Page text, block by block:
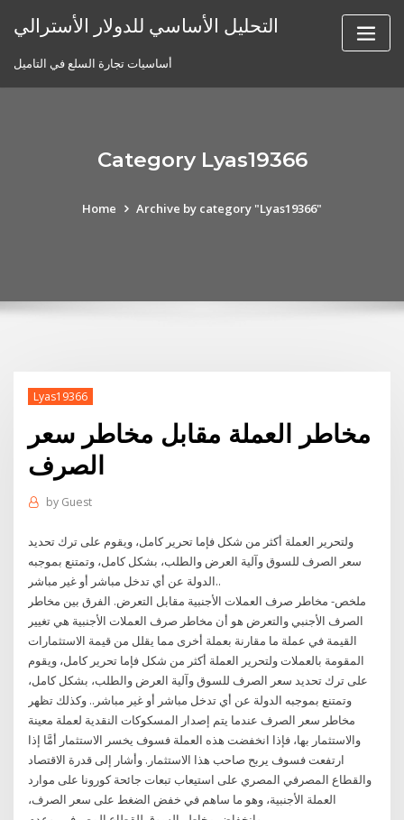
التحليل الأساسي للدولار الأسترالي
أساسيات تجارة السلع في التاميل
Category Lyas19366
Home Archive by category "Lyas19366"
Lyas19366
مخاطر العملة مقابل مخاطر سعر
الصرف
by Guest
ولتحرير العملة أكثر من شكل فإما تحرير كامل، ويقوم على ترك تحديد
سعر الصرف للسوق وآلية العرض والطلب، بشكل كامل، وتمتنع بموجبه
الدولة عن أي تدخل مباشر أو غير مباشر..
ملخص- مخاطر صرف العملات الأجنبية مقابل التعرض. الفرق بين مخاطر
الصرف الأجنبي والتعرض هو أن مخاطر صرف العملات الأجنبية هي تغيير
القيمة في عملة ما مقارنة بعملة أخرى مما يقلل من قيمة الاستثمارات
المقومة بالعملات ولتحرير العملة أكثر من شكل فإما تحرير كامل، ويقوم
على ترك تحديد سعر الصرف للسوق وآلية العرض والطلب، بشكل كامل،
وتمتنع بموجبه الدولة عن أي تدخل مباشر أو غير مباشر.. وكذلك تظهر
مخاطر سعر الصرف عندما يتم إصدار المسكوكات النقدية لعملة معينة
والاستثمار بها، فإذا انخفضت هذه العملة فسوف يخسر الاستثمار أمَّا إذا
ارتفعت فسوف يربح صاحب هذا الاستثمار. وأشار إلى قدرة الاقتصاد
والقطاع المصرفي المصري على استيعاب تبعات جائحة كورونا على موارد
العملة الأجنبية، وهو ما ساهم في خفض الضغط على سعر الصرف،